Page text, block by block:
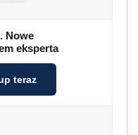
Nowe
eksperta
teraz